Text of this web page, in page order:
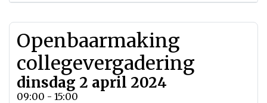
Openbaarmaking
collegevergadering
dinsdag 2 april 2024
09:00 - 15:00